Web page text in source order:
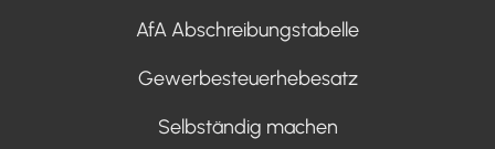
AfA Abschreibungstabelle
Gewerbesteuerhebesatz
Selbständig machen